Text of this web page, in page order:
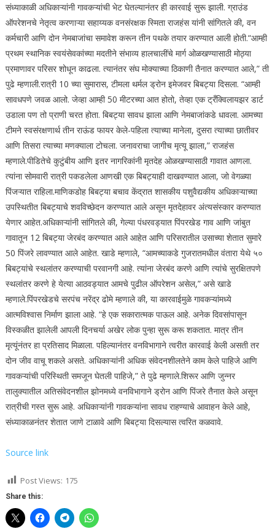
संध्याकाळी अधिकाऱ्यांनी गावकऱ्यांची भेट घेतल्यानंतर ही कारवाई सुरू झाली. ग्राउंड
ऑपरेशनचे नेतृत्व करणाऱ्या सहाय्यक वनसंरक्षक स्मिता राजहंस यांनी सांगितले की, वन
कर्मचारी आणि दोन नेमबाजांचा समावेश करून तीन पथके तयार करण्यात आली होती.“आम्ही
प्रथम स्थानिक स्वयंसेवकांच्या मदतीने संभाव्य हालचालींचे मार्ग ओळखण्यासाठी मोठ्या
प्रमाणावर परिसर शोधून काढला. त्यानंतर संघ मोक्याच्या ठिकाणी तैनात करण्यात आले,” ती
पुढे म्हणाली.रात्री 10 च्या सुमारास, टीमला थर्मल ड्रोन इमेजवर बिबट्या दिसला. “आम्ही
सावधपणे जवळ आलो. जेव्हा आम्ही 50 मीटरच्या आत होतो, तेव्हा एक ट्रँक्विलायझर डार्ट
उडाला पण तो प्राणी चरत होता. बिबट्या सावध झाला आणि नेमबाजांकडे धावला. आमच्या
टीमने स्वसंरक्षणार्थ तीन राऊंड फायर केले-पहिला त्याच्या मानेला, दुसरा त्याच्या छातीवर
आणि तिसरा त्याच्या मणक्याला टोचला. जनावराचा जागीच मृत्यू झाला,” राजहंस
म्हणाले.पीडितेचे कुटुंबीय आणि इतर नागरिकांनी मृतदेह ओळखण्यासाठी गावात आणला.
त्यांना सोमवारी रात्री पकडलेला आणखी एक बिबट्याही दाखवण्यात आला, जो वेगळ्या
पिंजऱ्यात राहिला.माणिकडोह बिबट्या बचाव केंद्रात शासकीय पशुवैद्यकीय अधिकाऱ्याच्या
उपस्थितीत बिबट्याचे शवविच्छेदन करण्यात आले असून मृतदेहावर अंत्यसंस्कार करण्यात
येणार आहेत.अधिकाऱ्यांनी सांगितले की, गेल्या पंधरवड्यात पिंपरखेड गाव आणि जांबुत
गावातून 12 बिबट्या जेरबंद करण्यात आले आहेत आणि परिसरातील उसाच्या शेतात सुमारे
50 पिंजरे लावण्यात आले आहेत. खाडे म्हणाले, “आमच्याकडे गुजरातमधील वंतारा येथे ५०
बिबट्यांचे स्थलांतर करण्याची परवानगी आहे. त्यांना जेरबंद करणे आणि त्यांचे सुरक्षितपणे
स्थलांतर करणे हे येत्या आठवड्यात आमचे पुढील ऑपरेशन असेल,” असे खाडे
म्हणाले.पिंपरखेडचे सरपंच नरेंद्र ढोमे म्हणाले की, या कारवाईमुळे गावकऱ्यांमध्ये
आत्मविश्वास निर्माण झाला आहे. “हे एक सकारात्मक पाऊल आहे. अनेक दिवसांपासून
विस्कळीत झालेली आपली दिनचर्या अखेर लोक पुन्हा सुरू करू शकतात. मात्र तीन
मृत्यूंनंतर हा प्रतिसाद मिळाला. पहिल्यानंतर वनविभागाने त्वरीत कारवाई केली असती तर
दोन जीव वाचू शकले असते. अधिकाऱ्यांनी अधिक संवेदनशीलतेने काम केले पाहिजे आणि
गावकऱ्यांची परिस्थिती समजून घेतली पाहिजे,” ते पुढे म्हणाले.शिरूर आणि जुन्नर
तालुक्यातील अतिसंवेदनशील झोनमध्ये वनविभागाने ड्रोन आणि पिंजरे तैनात केले असून
रात्रीची गस्त सुरू आहे. अधिकाऱ्यांनी गावकऱ्यांना सावध राहण्याचे आवाहन केले आहे,
संध्याकाळनंतर शेतात जाणे टाळावे आणि बिबट्या दिसल्यास त्वरित कळवावे.
Source link
Post Views: 175
Share this: